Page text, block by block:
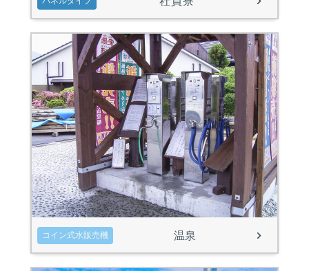
コイン式水販売機 温泉